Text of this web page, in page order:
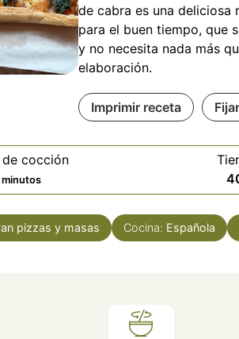
de cabra es una deliciosa
para el buen tiempo, que
y no necesita nada más
elaboración.
Imprimir receta
cocción
minutos
minutos
pizzas y masas Cocina: Española